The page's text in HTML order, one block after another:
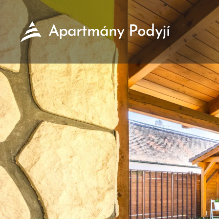
Apartmány Podyjí